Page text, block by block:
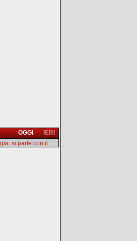
IERI
OGGI
si parte con il